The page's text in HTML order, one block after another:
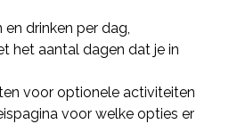
drinken per dag,
het aantal dagen dat je in
voor optionele activiteiten
voor welke opties er